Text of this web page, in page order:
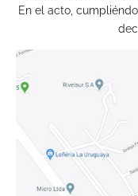
En el acto,